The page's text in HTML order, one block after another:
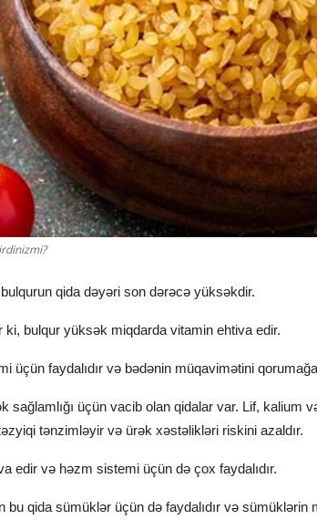
qida dəyəri son dərəcə yüksəkdir.
bulqur yüksək miqdarda vitamin ehtiva edir.
üçün faydalıdır və bədənin müqavimətini
sağlamlığı üçün vacib olan qidalar var. Lif, kalium
tənzimləyir və ürək xəstəlikləri riskini azaldır.
edir və həzm sistemi üçün də çox faydalıdır.
bu qida sümüklər üçün də faydalıdır və sümüklərin